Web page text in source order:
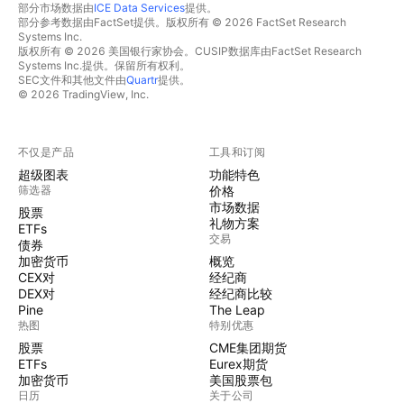
部分市场数据由ICE Data Services提供。
部分参考数据由FactSet提供。版权所有 © 2026 FactSet Research
Systems Inc.
版权所有 © 2026 美国银行家协会。CUSIP数据库由FactSet Research
Systems Inc.提供。保留所有权利。
SEC文件和其他文件由Quartr提供。
© 2026 TradingView, Inc.
不仅是产品
超级图表
筛选器
股票
ETFs
债券
加密货币
CEX对
DEX对
Pine
热图
股票
ETFs
加密货币
日历
工具和订阅
功能特色
价格
市场数据
礼物方案
交易
概览
经纪商
经纪商比较
The Leap
特别优惠
CME集团期货
Eurex期货
美国股票包
关于公司